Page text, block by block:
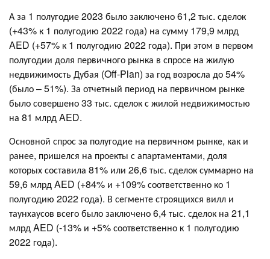
А за 1 полугодие 2023 было заключено 61,2 тыс. сделок
(+43% к 1 полугодию 2022 года) на сумму 179,9 млрд
AED (+57% к 1 полугодию 2022 года). При этом в первом
полугодии доля первичного рынка в спросе на жилую
недвижимость Дубая (Off-Plan) за год возросла до 54%
(было – 51%). За отчетный период на первичном рынке
было совершено 33 тыс. сделок с жилой недвижимостью
на 81 млрд AED.
Основной спрос за полугодие на первичном рынке, как и
ранее, пришелся на проекты с апартаментами, доля
которых составила 81% или 26,6 тыс. сделок суммарно на
59,6 млрд AED (+84% и +109% соответственно ко 1
полугодию 2022 года). В сегменте строящихся вилл и
таунхаусов всего было заключено 6,4 тыс. сделок на 21,1
млрд AED (-13% и +5% соответственно к 1 полугодию
2022 года).